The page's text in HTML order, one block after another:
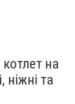
на
ніжні та